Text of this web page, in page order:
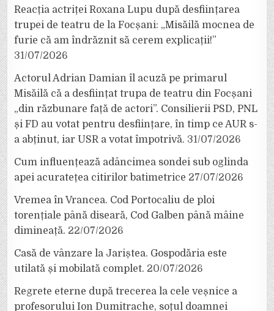
Reacția actriței Roxana Lupu după desființarea
trupei de teatru de la Focșani: „Misăilă mocnea de
furie că am îndrăznit să cerem explicații!”
31/07/2026
Actorul Adrian Damian îl acuză pe primarul
Misăilă că a desființat trupa de teatru din Focșani
„din răzbunare față de actori”. Consilierii PSD, PNL
și FD au votat pentru desființare, în timp ce AUR s-
a abținut, iar USR a votat împotrivă. 31/07/2026
Cum influențează adâncimea sondei sub oglinda
apei acuratețea citirilor batimetrice 27/07/2026
Vremea în Vrancea. Cod Portocaliu de ploi
torențiale până diseară, Cod Galben până mâine
dimineață. 22/07/2026
Casă de vânzare la Jariștea. Gospodăria este
utilată și mobilată complet. 20/07/2026
Regrete eterne după trecerea la cele veșnice a
profesorului Ion Dumitrache, soțul doamnei